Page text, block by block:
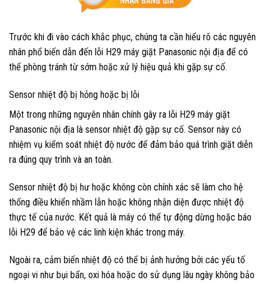
Trước khi đi vào cách khắc phục, chúng ta cần hiểu rõ các nguyên
nhân phổ biến dẫn đến lỗi H29 máy giặt Panasonic nội địa để có
thể phòng tránh từ sớm hoặc xử lý hiệu quả khi gặp sự cố.
Sensor nhiệt độ bị hỏng hoặc bị lỗi
Một trong những nguyên nhân chính gây ra lỗi H29 máy giặt
Panasonic nội địa là sensor nhiệt độ gặp sự cố. Sensor này có
nhiệm vụ kiểm soát nhiệt độ nước để đảm bảo quá trình giặt diễn
ra đúng quy trình và an toàn.
Sensor nhiệt độ bị hư hoặc không còn chính xác sẽ làm cho hệ
thống điều khiển nhầm lẫn hoặc không nhận diện được nhiệt độ
thực tế của nước. Kết quả là máy có thể tự động dừng hoặc báo
lỗi H29 để bảo vệ các linh kiện khác trong máy.
Ngoài ra, cảm biến nhiệt độ có thể bị ảnh hưởng bởi các yếu tố
ngoại vi như bụi bẩn, oxi hóa hoặc do sử dụng lâu ngày không bảo